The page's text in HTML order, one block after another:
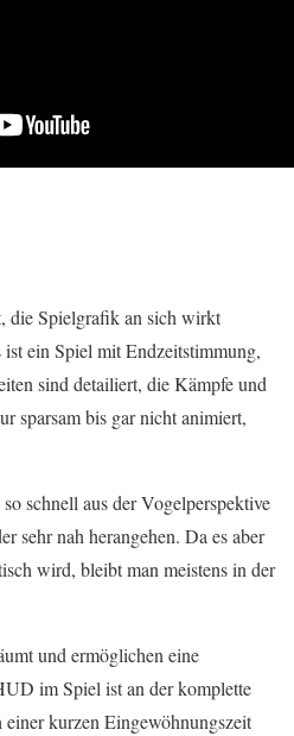
die Spielgrafik an sich wirkt
ein Spiel mit Endzeitstimmung,
sinddetailiert, die Kämpfe und
sparsam bis gar nicht animiert,
schnell aus der Vogelperspektive
sehr nah herangehen. Da es aber
wird, bleibt man meistens in der
und ermöglichen eine
im Spiel ist an der komplette
einer kurzenEingewöhnungszeit